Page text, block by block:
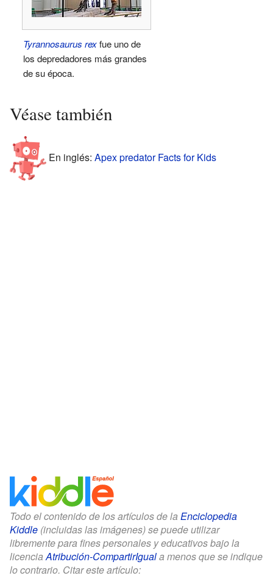
Tyrannosaurus rexfue uno de
los depredadores más grandes
de su época.
Véase también
En inglés: Apex predator Facts for Kids
Todo el contenido de los artículos de la Enciclopedia
Kiddle (incluidas las imágenes) se puede utilizar
libremente para fines personales y educativos bajo la
licenciaAtribución-CompartirIguala menos que se indique
lo contrario. Citar este artículo: